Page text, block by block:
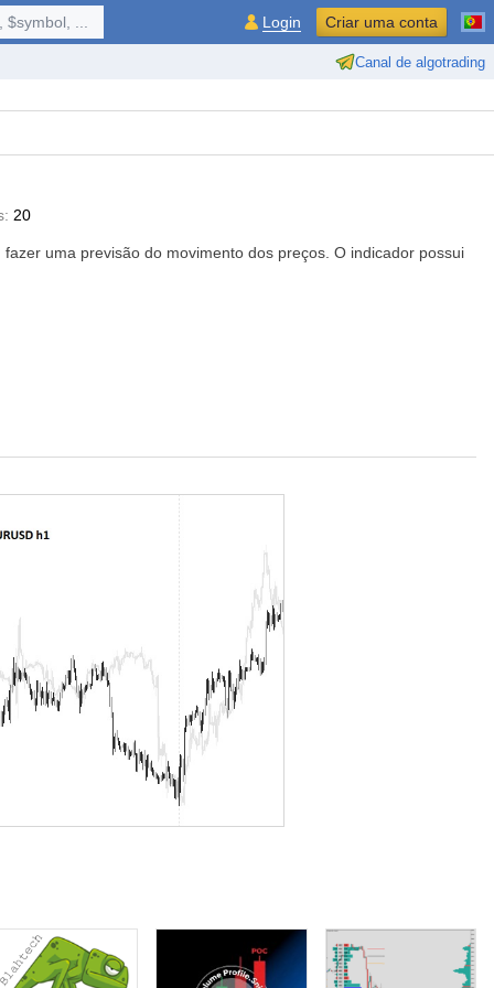
Canal de algotrading
... Login Criar uma conta
20
uma previsão do movimento dos preços. O indicador possui
pode pular imediatamente pressionando 'enter'.